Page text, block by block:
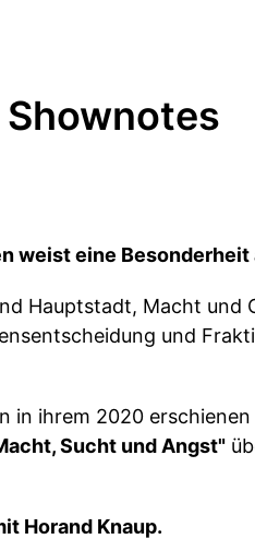
Shownotes
weist eine
Hauptstadt, Macht
und
in ihrem 2020 erschienen
Sucht und Angst"
Horand Knaup.